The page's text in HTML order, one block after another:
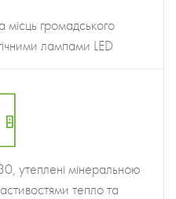
місць громадського
лампами LED
утеплені мінеральною
тепло та